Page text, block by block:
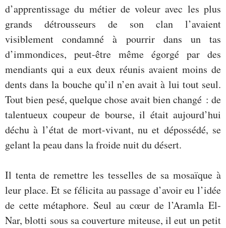
d’apprentissage du métier de voleur avec les plus
grands détrousseurs de son clan l’avaient
visiblement condamné à pourrir dans un tas
d’immondices, peut-être même égorgé par des
mendiants qui a eux deux réunis avaient moins de
dents dans la bouche qu’il n’en avait à lui tout seul.
Tout bien pesé, quelque chose avait bien changé : de
talentueux coupeur de bourse, il était aujourd’hui
déchu à l’état de mort-vivant, nu et dépossédé, se
gelant la peau dans la froide nuit du désert.
Il tenta de remettre les tesselles de sa mosaïque à
leur place. Et se félicita au passage d’avoir eu l’idée
de cette métaphore. Seul au cœur de l’Aramla El-
Nar, blotti sous sa couverture miteuse, il eut un petit